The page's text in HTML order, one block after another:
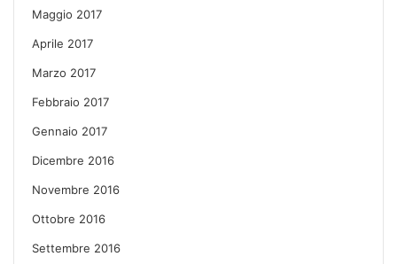
Maggio 2017
Aprile 2017
Marzo 2017
Febbraio 2017
Gennaio 2017
Dicembre 2016
Novembre 2016
Ottobre 2016
Settembre 2016